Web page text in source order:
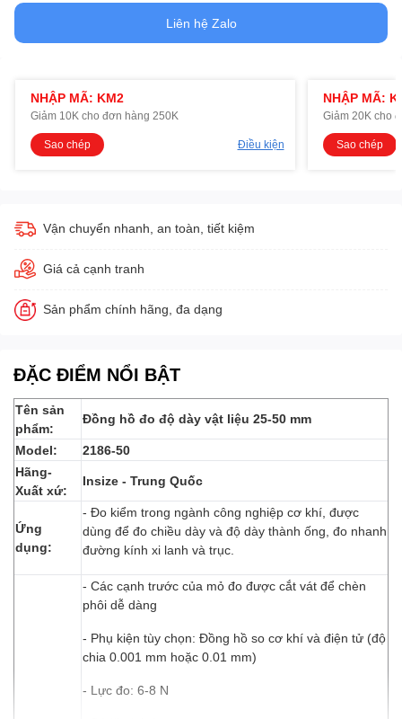
Liên hệ Zalo
NHẬP MÃ: KM2
Giảm 10K cho đơn hàng 250K
Sao chép Điều kiện
NHẬP MÃ:
Giảm 20K cho
Sao chép
Vận chuyển nhanh, an toàn, tiết kiệm
Giá cả cạnh tranh
Sản phẩm chính hãng, đa dạng
ĐẶC ĐIỂM NỔI BẬT
Tên sản
phẩm:
Đồng hồ đo độ dày vật liệu 25-50 mm
Model:
2186-50
Hãng-
Xuất xứ:
Insize - Trung Quốc
Ứng
dụng:
- Đo kiểm trong ngành công nghiệp cơ khí, được
dùng để đo chiều dày và độ dày thành ống, đo nhanh
đường kính xi lanh và trục.
- Các cạnh trước của mỏ đo được cắt vát để chèn
phôi dễ dàng
- Phụ kiện tùy chọn: Đồng hồ so cơ khí và điện tử (độ
chia 0.001 mm hoặc 0.01 mm)
- Lực đo: 6-8 N